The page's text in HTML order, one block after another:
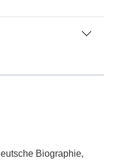
Biographie,